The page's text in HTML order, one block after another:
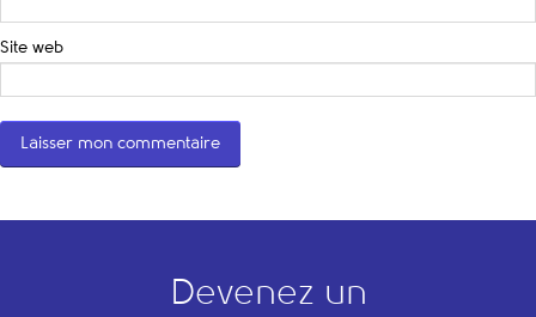
Site web
Devenez un